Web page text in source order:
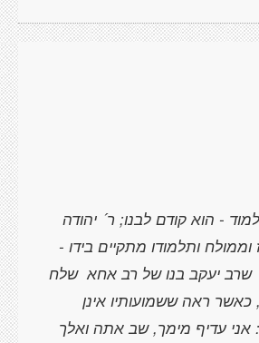
- הוא קודם לבנו; ר´ יהודה
וממולח ותלמודו מתקיים בידו -
שרב יעקב בנו של רב אחא שלח
כאשר ראה ששמועותיו אינן
אני עדיף מימך, שב אתה ואלך